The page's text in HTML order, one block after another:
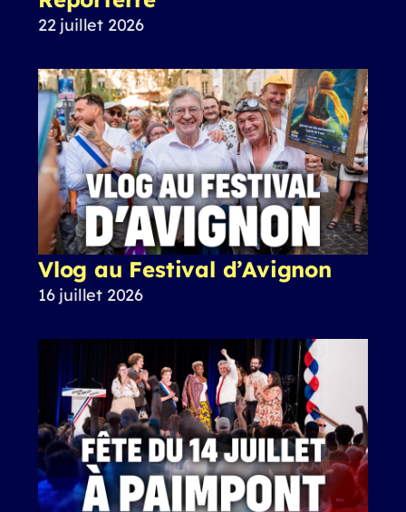
22 juillet 2026
Vlog au Festival d’Avignon
16 juillet 2026